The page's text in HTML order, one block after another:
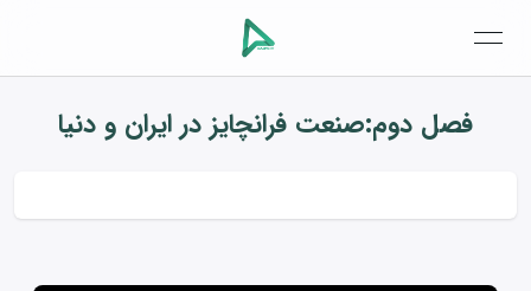
open navigation menu
فصل دوم:صنعت فرانچایز در ایران و دنیا